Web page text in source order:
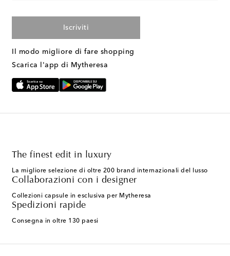
Iscriviti
Il modo migliore di fare shopping
Scarica l'app di Mytheresa
The finest edit in luxury
La migliore selezione di oltre 200 brand internazionali del lusso
Collaborazioni con i designer
Collezioni capsule in esclusiva per Mytheresa
Spedizioni rapide
Consegna in oltre 130 paesi